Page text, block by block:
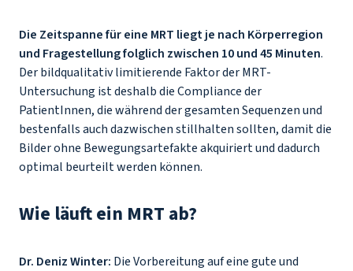
Die Zeitspanne für eine MRT liegt je nach Körperregion
und Fragestellung folglich zwischen 10 und 45 Minuten.
Der bildqualitativ limitierende Faktor der MRT-
Untersuchung ist deshalb die Compliance der
PatientInnen, die während der gesamten Sequenzen und
bestenfalls auch dazwischen stillhalten sollten, damit die
Bilder ohne Bewegungsartefakte akquiriert und dadurch
optimal beurteilt werden können.
Wie läuft ein MRT ab?
Dr. Deniz Winter: Die Vorbereitung auf eine gute und